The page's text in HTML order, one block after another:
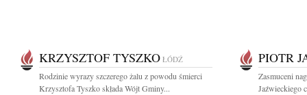
KRZYSZTOF TYSZKO ŁÓDŹ
Rodzinie wyrazy szczerego żalu z powodu śmierci
Krzysztofa Tyszko składa Wójt Gminy...
PIOTR
Zasmuceni
Jaźwieckiego